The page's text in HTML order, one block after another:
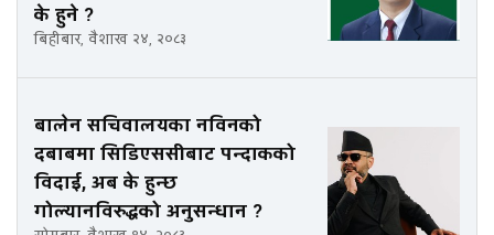
के हुने ?
बिहीबार, वैशाख २४, २०८३
बालेन सचिवालयका नविनको
दबाबमा सिडिएससीबाट पन्दाकको
विदाई, अब के हुन्छ
गोल्यानविरुद्धको अनुसन्धान ?